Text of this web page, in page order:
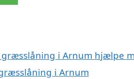
i Arnum hjælpe
i Arnum